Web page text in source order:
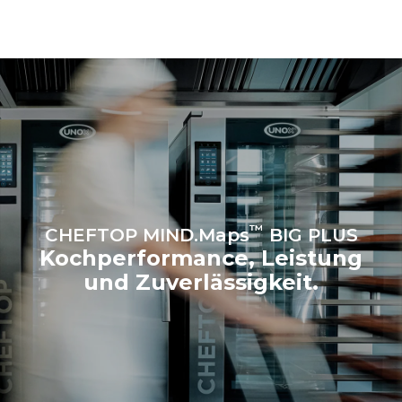
erneuerbaren Quellen zu
kaufen.
Greenhouse Gas
Protocol
Schätzwert unter der Annahme
einer täglichen Nutzung des
Ofens (365 Tage/Jahr):
6 volle Ofenladungen
6 volle Ofenladungen mit
Schätzwert unter Annahme
folgender wöchentlicher
Reinigungsprogramm-Nutzung
(52 Wochen/Jahr):
7 Langwaschprogramme
CHEFTOP MIND.Maps™BIG PLUS
Kochperformance, Leistung
und Zuverlässigkeit.